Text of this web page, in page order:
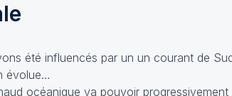
été influencés par un un courant de
évolue…
océanique va pouvoir